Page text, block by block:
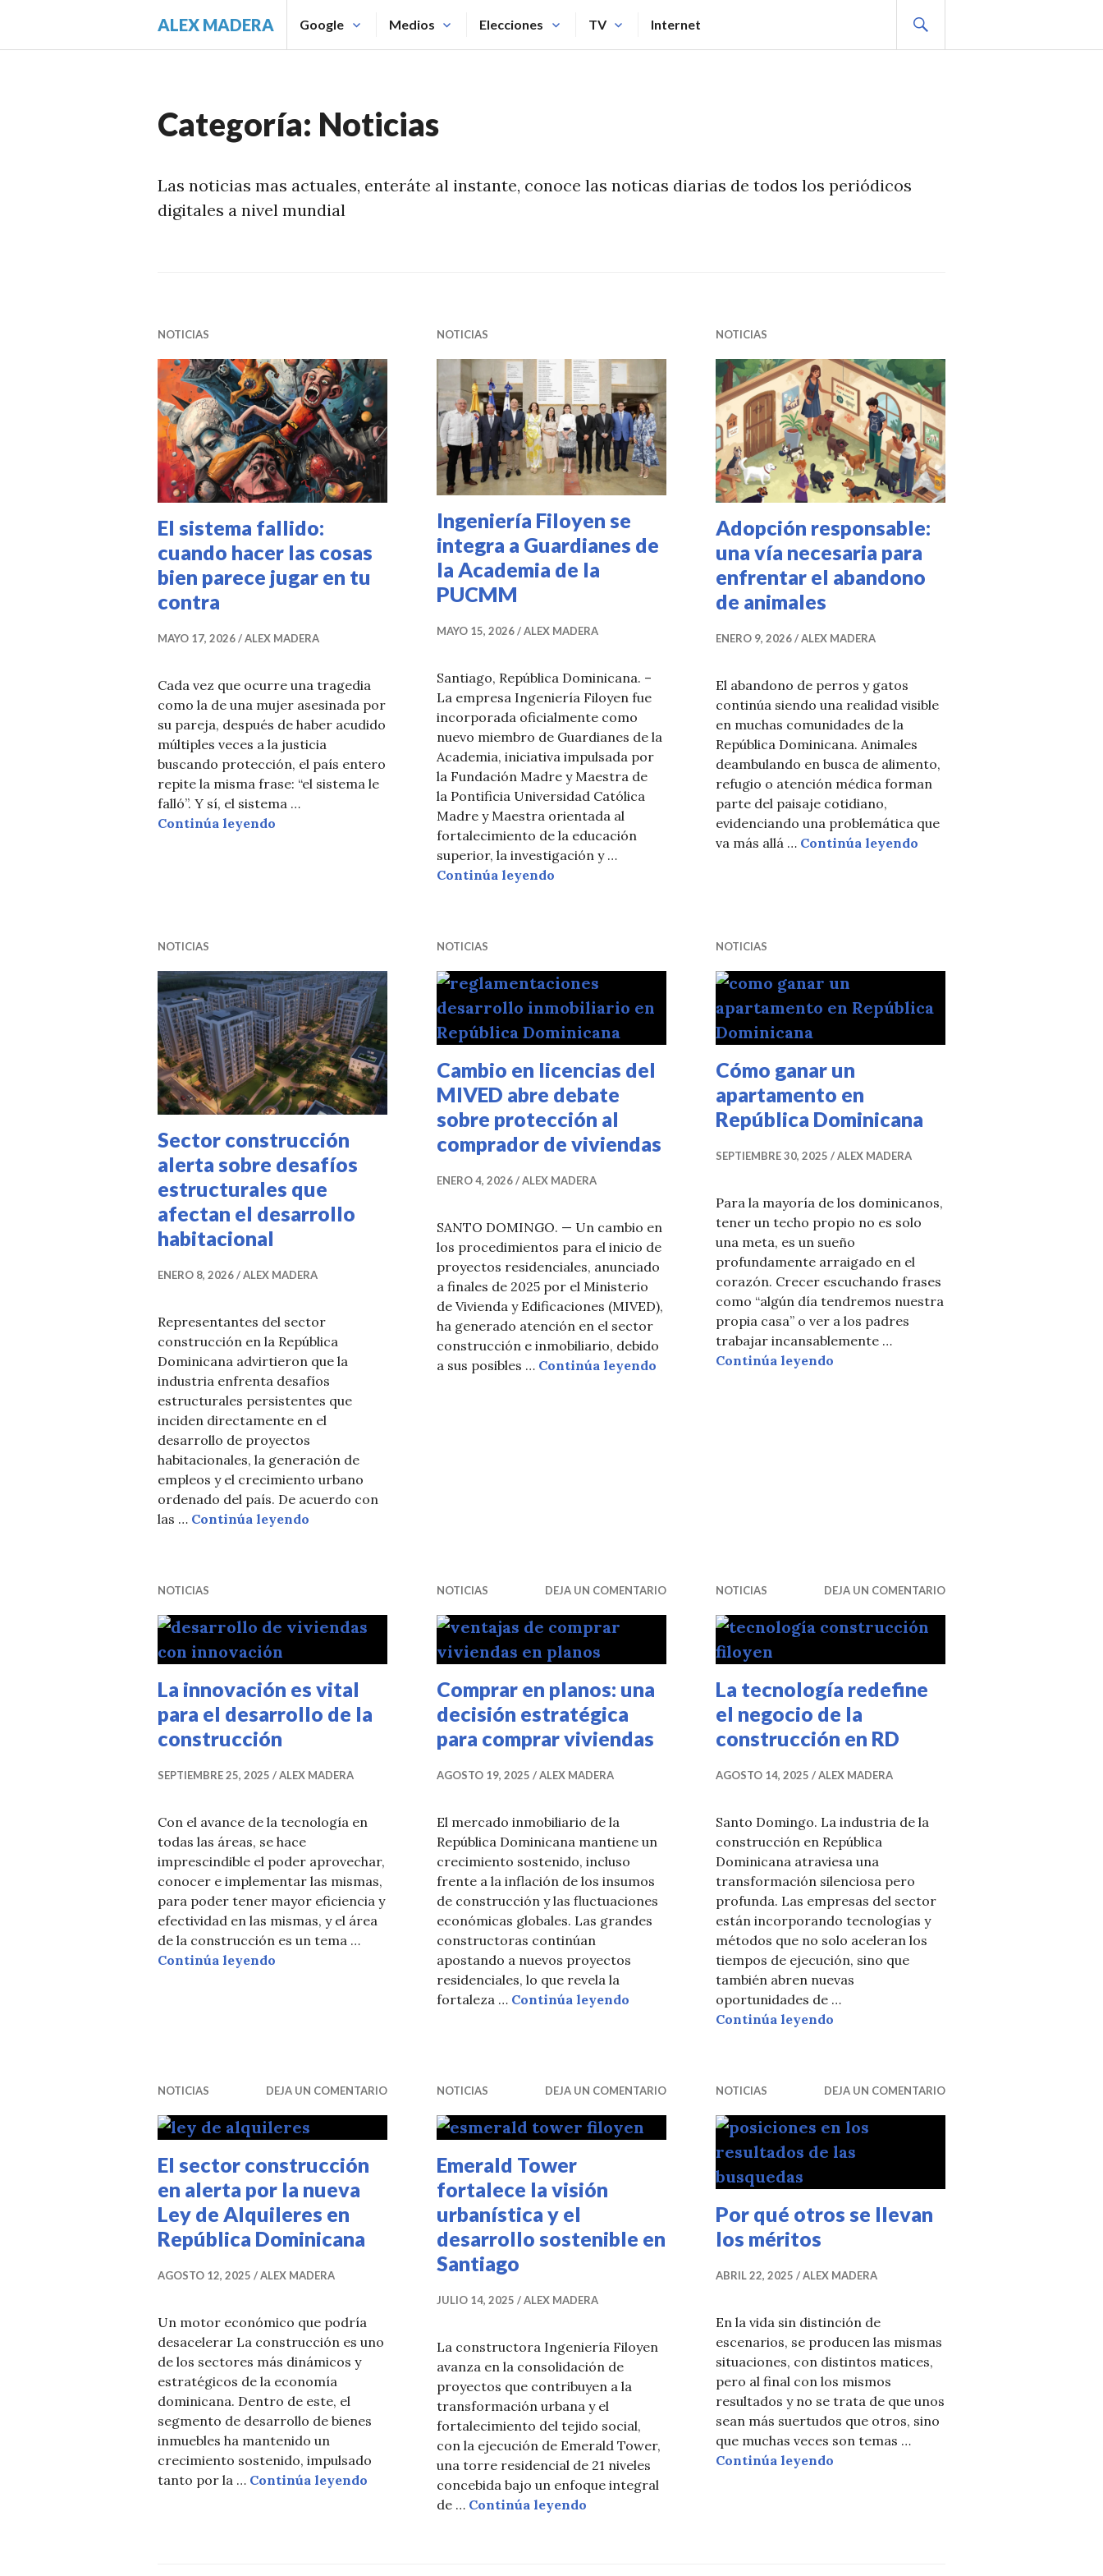
ALEX MADERA Google Medios Elecciones TV Internet
Categoría: Noticias
Las noticias mas actuales, enteráte al instante, conoce las noticas diarias de todos los periódicos
digitales a nivel mundial
NOTICIAS
El sistema fallido:
cuando hacer las cosas
bien parece jugar en tu
contra
MAYO 17, 2026 ALEX MADERA
Cada vez que ocurre una tragedia
como la de una mujer asesinada por
su pareja, después de haber acudido
múltiples veces a la justicia
buscando protección, el país entero
repite la misma frase: “el sistema le
falló”. Y sí, el sistema …
Continúa leyendo El sistema fallido: cuando hacer las cosas bien parece jugar en tu contra
NOTICIAS
Ingeniería Filoyen se
integra a Guardianes de
la Academia de la
PUCMM
MAYO 15, 2026 ALEX MADERA
Santiago, República Dominicana. –
La empresa Ingeniería Filoyen fue
incorporada oficialmente como
nuevo miembro de Guardianes de la
Academia, iniciativa impulsada por
la Fundación Madre y Maestra de
la Pontificia Universidad Católica
Madre y Maestra orientada al
fortalecimiento de la educación
superior, la investigación y …
Continúa leyendo
NOTICIAS
Adopción responsable:
una vía necesaria para
enfrentar el abandono
de animales
ENERO 9, 2026 ALEX MADERA
El abandono de perros y gatos
continúa siendo una realidad visible
en muchas comunidades de la
República Dominicana. Animales
deambulando en busca de alimento,
refugio o atención médica forman
parte del paisaje cotidiano,
evidenciando una problemática que
va más allá … Continúa leyendo
NOTICIAS
Sector construcción
alerta sobre desafíos
estructurales que
afectan el desarrollo
habitacional
ENERO 8, 2026 ALEX MADERA
Representantes del sector
construcción en la República
Dominicana advirtieron que la
industria enfrenta desafíos
estructurales persistentes que
inciden directamente en el
desarrollo de proyectos
habitacionales, la generación de
empleos y el crecimiento urbano
ordenado del país. De acuerdo con
las … Continúa leyendo
NOTICIAS
Cambio en licencias del
MIVED abre debate
sobre protección al
comprador de viviendas
ENERO 4, 2026 ALEX MADERA
SANTO DOMINGO. — Un cambio en
los procedimientos para el inicio de
proyectos residenciales, anunciado
a finales de 2025 por el Ministerio
de Vivienda y Edificaciones (MIVED),
ha generado atención en el sector
construcción e inmobiliario, debido
a sus posibles … Continúa leyendo Cambio en licencias del MIVED abre debate sobre protección al
NOTICIAS
Cómo ganar un
apartamento en
República Dominicana
SEPTIEMBRE 30, 2025 ALEX MADERA
Para la mayoría de los dominicanos,
tener un techo propio no es solo
una meta, es un sueño
profundamente arraigado en el
corazón. Crecer escuchando frases
como “algún día tendremos nuestra
propia casa” o ver a los padres
trabajar incansablemente …
Continúa leyendo
NOTICIAS
La innovación es vital
para el desarrollo de la
construcción
SEPTIEMBRE 25, 2025 ALEX MADERA
Con el avance de la tecnología en
todas las áreas, se hace
imprescindible el poder aprovechar,
conocer e implementar las mismas,
para poder tener mayor eficiencia y
efectividad en las mismas, y el área
de la construcción es un tema …
Continúa leyendo La innovación es vital para el desarrollo de la construcción
NOTICIAS DEJA UN COMENTARIO
Comprar en planos: una
decisión estratégica
para comprar viviendas
AGOSTO 19, 2025 ALEX MADERA
El mercado inmobiliario de la
República Dominicana mantiene un
crecimiento sostenido, incluso
frente a la inflación de los insumos
de construcción y las fluctuaciones
económicas globales. Las grandes
constructoras continúan
apostando a nuevos proyectos
residenciales, lo que revela la
fortaleza … Continúa leyendo Comprar en planos: una decisión estratégica para comprar viviendas
NOTICIAS DEJA UN COMENTARIO
La tecnología redefine
el negocio de la
construcción en RD
AGOSTO 14, 2025 ALEX MADERA
Santo Domingo. La industria de la
construcción en República
Dominicana atraviesa una
transformación silenciosa pero
profunda. Las empresas del sector
están incorporando tecnologías y
métodos que no solo aceleran los
tiempos de ejecución, sino que
también abren nuevas
oportunidades de …
Continúa leyendo
NOTICIAS DEJA UN COMENTARIO
El sector construcción
en alerta por la nueva
Ley de Alquileres en
República Dominicana
AGOSTO 12, 2025 ALEX MADERA
Un motor económico que podría
desacelerar La construcción es uno
de los sectores más dinámicos y
estratégicos de la economía
dominicana. Dentro de este, el
segmento de desarrollo de bienes
inmuebles ha mantenido un
crecimiento sostenido, impulsado
tanto por la … Continúa leyendo El sector construcción en alerta por la nueva Ley de Alquileres en República Dominicana
NOTICIAS DEJA UN COMENTARIO
Emerald Tower
fortalece la visión
urbanística y el
desarrollo sostenible en
Santiago
JULIO 14, 2025 ALEX MADERA
La constructora Ingeniería Filoyen
avanza en la consolidación de
proyectos que contribuyen a la
transformación urbana y el
fortalecimiento del tejido social,
con la ejecución de Emerald Tower,
una torre residencial de 21 niveles
concebida bajo un enfoque integral
de … Continúa leyendo
NOTICIAS DEJA UN COMENTARIO
Por qué otros se llevan
los méritos
ABRIL 22, 2025 ALEX MADERA
En la vida sin distinción de
escenarios, se producen las mismas
situaciones, con distintos matices,
pero al final con los mismos
resultados y no se trata de que unos
sean más suertudos que otros, sino
que muchas veces son temas …
Continúa leyendo